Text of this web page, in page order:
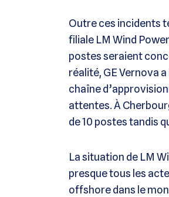
Outre ces incidents
filiale LM Wind
postes seraient
réalité, GE Vernova
chaîne
attentes. À
de 10 postes tandis
La situation de LM
presque tous les
offshore dans le